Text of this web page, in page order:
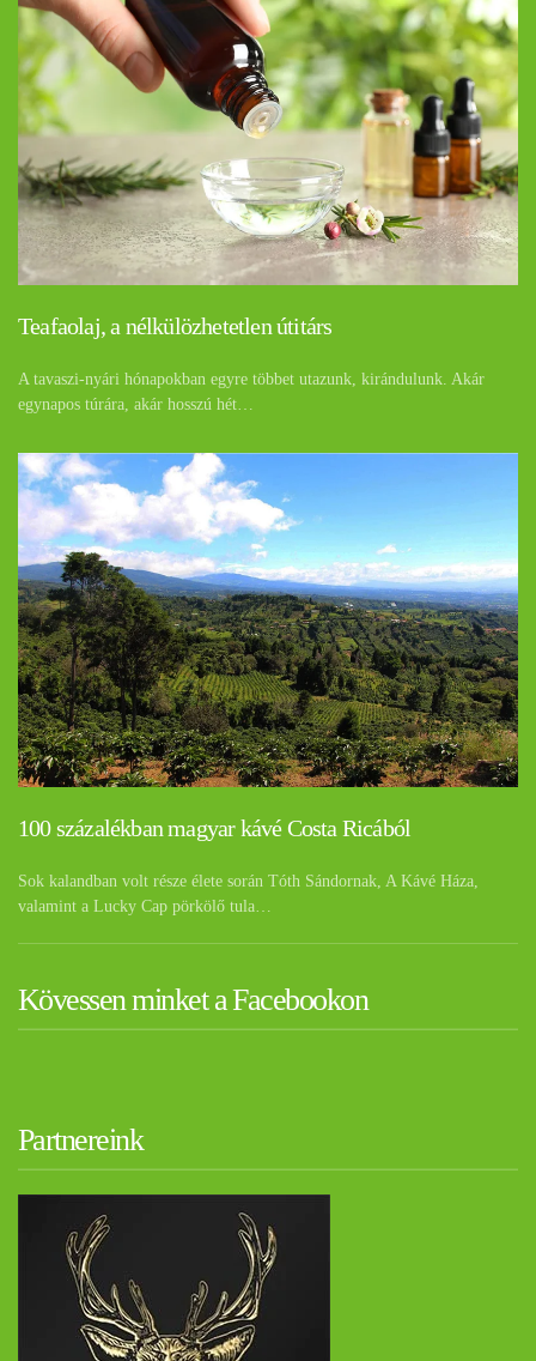
Teafaolaj, a nélkülözhetetlen útitárs
A tavaszi-nyári hónapokban egyre többet utazunk, kirándulunk. Akár
egynapos túrára, akár hosszú hét…
100 százalékban magyar kávé Costa Ricából
Sok kalandban volt része élete során Tóth Sándornak, A Kávé Háza,
valamint a Lucky Cap pörkölő tula…
Kövessen minket a Facebookon
Partnereink